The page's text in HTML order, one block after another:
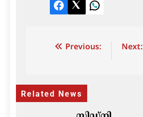
Facebook
TwitterLinkedIn
Post Previous: Next:
Related News